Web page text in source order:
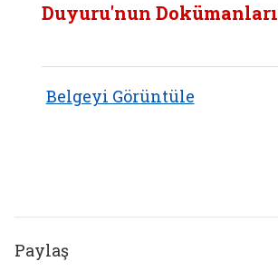
Duyuru'nun Dokümanları
Belgeyi Görüntüle
Paylaş